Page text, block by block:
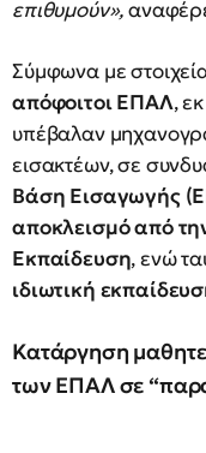
επιθυμούν»,
Σύμφωνα με
απόφοιτοι ΕΠΑΛ,
υπέβαλαν
εισακτέων, σε
Βάση Εισαγωγής
αποκλεισμό από
Εκπαίδευση, ενώ
ιδιωτική
Κατάργηση
των ΕΠΑΛ σε